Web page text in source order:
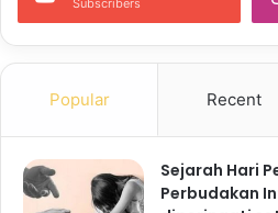
Subscribers
Popular Recent
Sejarah Hari
Perbudakan